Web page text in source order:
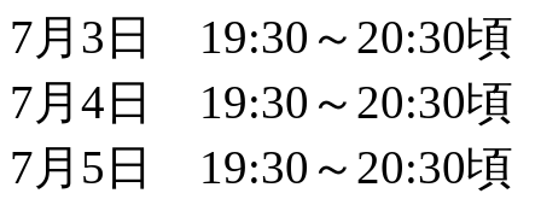
7月3日 19:30 ～20:30頃
7月4日 19:30 ～20:30頃
7月5日 19:30～20:30頃